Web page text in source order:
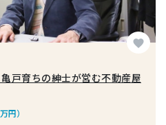
favorite
戸育ちの紳士が営む不動産屋
円）